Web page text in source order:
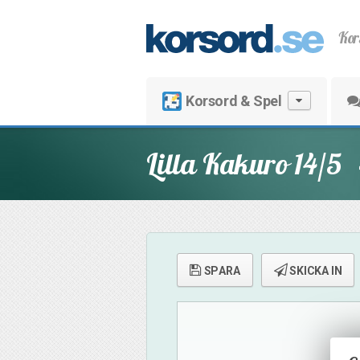
Korsord & Spel
Lilla Kakuro 14/5
SPARA SKICKA IN